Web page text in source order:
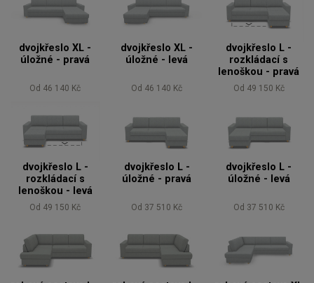
dvojkřeslo XL -
úložné - pravá
Od 46 140 Kč
dvojkřeslo XL -
úložné - levá
Od 46 140 Kč
dvojkřeslo L -
rozkládací s
lenoškou - pravá
Od 49 150 Kč
dvojkřeslo L -
rozkládací s
lenoškou - levá
Od 49 150 Kč
dvojkřeslo L -
úložné - pravá
Od 37 510 Kč
dvojkřeslo L -
úložné - levá
Od 37 510 Kč